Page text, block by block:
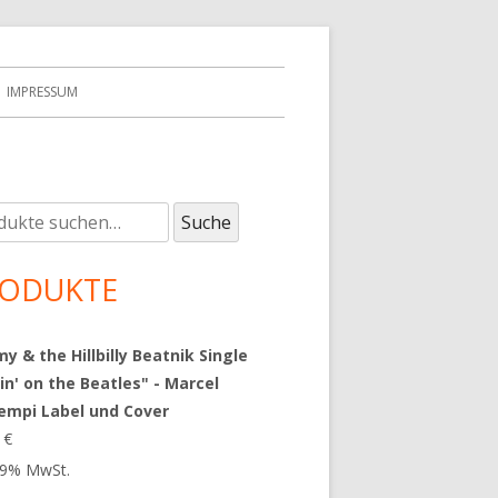
IMPRESSUM
Suche
& the Hillbilly Beatnik Single
on the Beatles" - Marcel
Label und Cover
€
MwSt.